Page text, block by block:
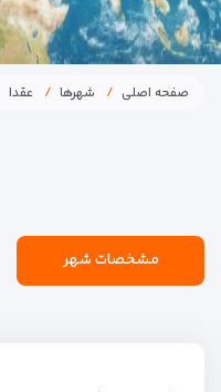
صفحه اصلی شهرها عقدا
مشخصات شهر